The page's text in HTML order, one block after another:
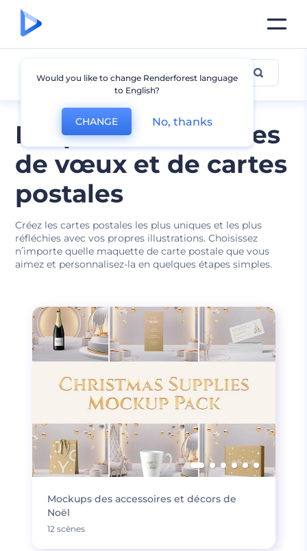
Maquettes de cartes
de vœux et de cartes
postales
Créez les cartes postales les plus uniques et les plus
réfléchies avec vos propres illustrations. Choisissez
n՛importe quelle maquette de carte postale que vous
aimez et personnalisez-la en quelques étapes simples.
Maquette de carte postale
Mockups des accessoires et décors de
Noël
12 scènes
Would you like to change Renderforest language
to English?
CHANGE No, thanks